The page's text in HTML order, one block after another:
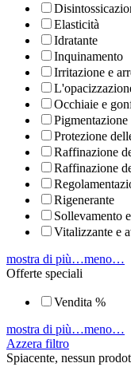
Elasticità
Idratante
Inquinamento
Irritazione e
Occhiaie e
Pigmentazione
Protezione
Raffinazione
Raffinazione
Rigenerante
Sollevamento
Vitalizzante e
mostra di più…meno…
Offerte speciali
Vendita %
mostra di più…meno…
Azzera filtro
Spiacente, nessun